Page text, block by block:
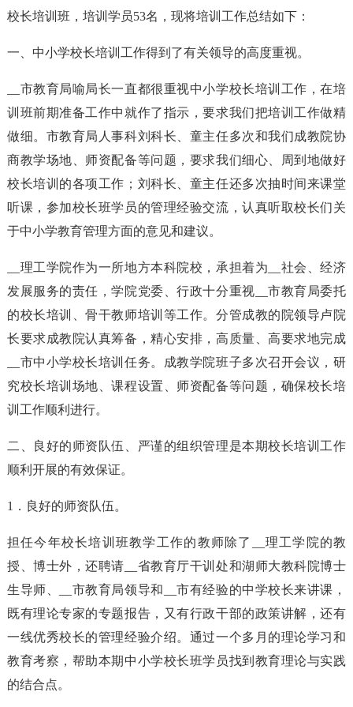
校长培训班，培训学员53名，现将培训工作总结如下：
一、中小学校长培训工作得到了有关领导的高度重视。
__市教育局喻局长一直都很重视中小学校长培训工作，在培
训班前期准备工作中就作了指示，要求我们把培训工作做精
做细。市教育局人事科刘科长、童主任多次和我们成教院协
商教学场地、师资配备等问题，要求我们细心、周到地做好
校长培训的各项工作；刘科长、童主任还多次抽时间来课堂
听课，参加校长班学员的管理经验交流，认真听取校长们关
于中小学教育管理方面的意见和建议。
__理工学院作为一所地方本科院校，承担着为__社会、经济
发展服务的责任，学院党委、行政十分重视__市教育局委托
的校长培训、骨干教师培训等工作。分管成教的院领导卢院
长要求成教院认真筹备，精心安排，高质量、高要求地完成
__市中小学校长培训任务。成教学院班子多次召开会议，研
究校长培训场地、课程设置、师资配备等问题，确保校长培
训工作顺利进行。
二、良好的师资队伍、严谨的组织管理是本期校长培训工作
顺利开展的有效保证。
1．良好的师资队伍。
担任今年校长培训班教学工作的教师除了__理工学院的教
授、博士外，还聘请__省教育厅干训处和湖师大教科院博士
生导师、__市教育局领导和__市有经验的中学校长来讲课，
既有理论专家的专题报告，又有行政干部的政策讲解，还有
一线优秀校长的管理经验介绍。通过一个多月的理论学习和
教育考察，帮助本期中小学校长班学员找到教育理论与实践
的结合点。